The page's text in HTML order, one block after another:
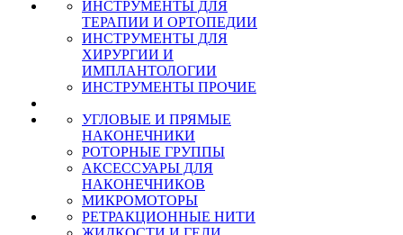
ИНСТРУМЕНТЫ ДЛЯ
ТЕРАПИИ И ОРТОПЕДИИ
ИНСТРУМЕНТЫ ДЛЯ
ХИРУРГИИ И
ИМПЛАНТОЛОГИИ
ИНСТРУМЕНТЫ ПРОЧИЕ
УГЛОВЫЕ И ПРЯМЫЕ
НАКОНЕЧНИКИ
РОТОРНЫЕ ГРУППЫ
АКСЕССУАРЫ ДЛЯ
НАКОНЕЧНИКОВ
МИКРОМОТОРЫ
РЕТРАКЦИОННЫЕ НИТИ